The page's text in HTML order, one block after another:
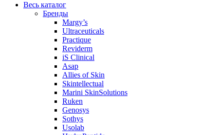
Весь каталог
Бренды
Margy’s
Ultraceuticals
Practique
Reviderm
iS Clinical
Asap
Allies of Skin
Skintellectual
Marini SkinSolutions
Ruken
Genosys
Sothys
Usolab